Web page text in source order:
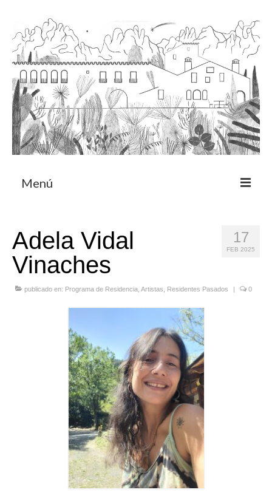
Menú
Programa de residencia
CRUCERO
Quedate con nosotras
17
FEB 2025
Adela Vidal
Vinaches
publicado en: Programa de Residencia Artistas Residentes Pasados | 0